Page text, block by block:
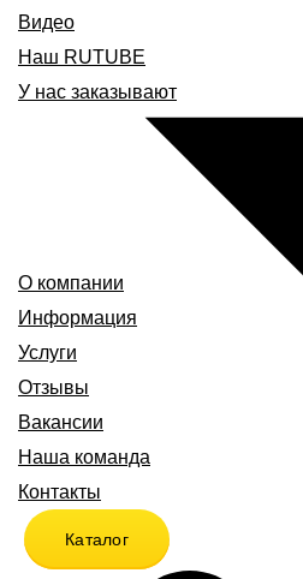
Видео
Наш RUTUBE
У нас заказывают
О компании
Информация
Услуги
Отзывы
Вакансии
Наша команда
Контакты
Каталог